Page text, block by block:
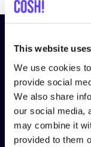
This website
We use cookies
provide social
We also share
our social media,
may combine it
provided to them
y
Nombre *
Correo electrónico